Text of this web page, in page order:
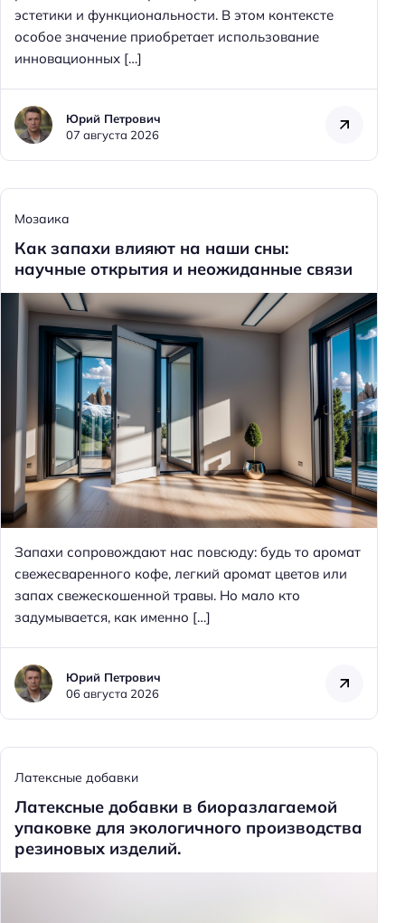
эстетики и функциональности. В этом контексте
особое значение приобретает использование
инновационных […]
Юрий Петрович
07 августа 2026
Мозаика
Как запахи влияют на наши сны:
научные открытия и неожиданные связи
Запахи сопровождают нас повсюду: будь то аромат
свежесваренного кофе, легкий аромат цветов или
запах свежескошенной травы. Но мало кто
задумывается, как именно […]
Юрий Петрович
06 августа 2026
Латексные добавки
Латексные добавки в биоразлагаемой
упаковке для экологичного производства
резиновых изделий.